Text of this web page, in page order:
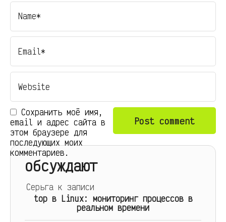
Сохранить моё имя,
email и адрес сайта в
этом браузере для
последующих моих
комментариев.
обсуждают
Серьгак записи
top в Linux: мониторинг процессов в
реальном времени